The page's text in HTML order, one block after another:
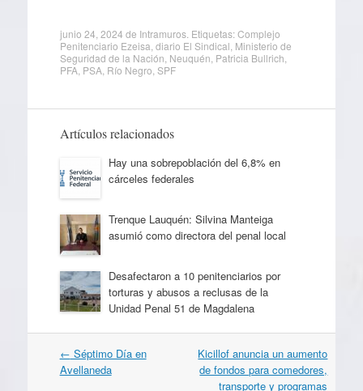
junio 24, 2024 de Intramuros. Etiquetas:Complejo
Penitenciario Ezeisa diario El Sindical Ministerio de
Seguridad de la Nación Neuquén Patricia Bullrich
PFA, PSA, Río Negro SPF
Artículos relacionados
Hay una sobrepoblación del 6,8% en
cárceles federales
Trenque Lauquén: Silvina Manteiga
asumió como directora del penal local
Desafectaron a 10 penitenciarios por
torturas y abusos a reclusas de la
Unidad Penal 51 de Magdalena
Navegación
por
← Séptimo Día en
Avellaneda
Kicillof anuncia un aumento
de fondos para comedores,
transporte y programas